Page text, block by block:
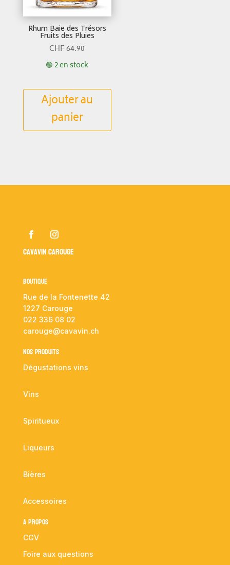
Rhum Baie des Trésors
Fruits des Pluies
CHF64.90
🟢 2 en stock
Ajouter au
panier
Cavavin Carouge
Boutique
Rue de la Fontenette 42
1227 Carouge
022 336 08 02
carouge@cavavin.ch
NOS PRODUITS
Dégustations vins
Vins
Spiritueux
Liqueurs
Bières
Accessoires
A propos
CGV
Foire aux questions